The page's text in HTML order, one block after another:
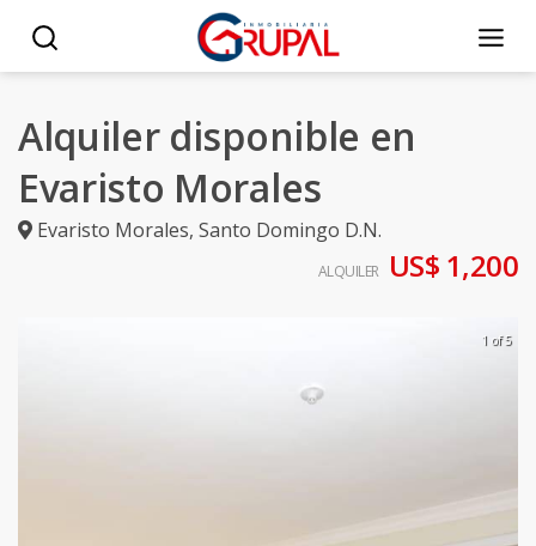
Alquiler disponible en
Evaristo Morales
Evaristo Morales, Santo Domingo D.N.
ALQUILER US$ 1,200
1 of 5